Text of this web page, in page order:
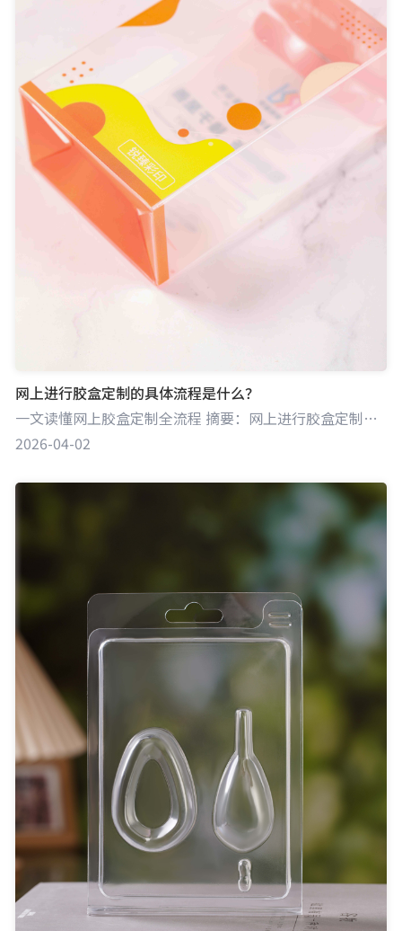
网上进行胶盒定制的具体流程是什么？
一文读懂网上胶盒定制全流程 摘要：网上进行胶盒定制，一般需经历沟通需求、设计确认、确定价格与订单、生产制作、物流配送等环节。各步骤紧密相连，确保定制胶盒符合客户预期。江门锐鼎包装科技有限公司凭借专业能力，能在网上定制流程中为客户提供优质服务。
2026-04-02